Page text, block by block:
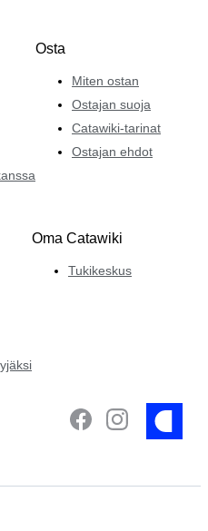
Osta
Miten ostan
Ostajan suoja
Catawiki-tarinat
Ostajan ehdot
Oma Catawiki
Tukikeskus